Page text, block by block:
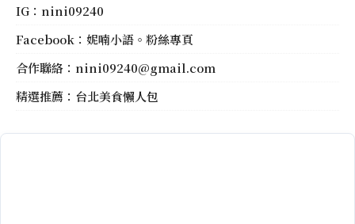
IG： nini09240
Facebook： 妮喃小語。粉絲專頁
合作聯絡： nini09240@gmail.com
精選推薦： 台北美食懶人包